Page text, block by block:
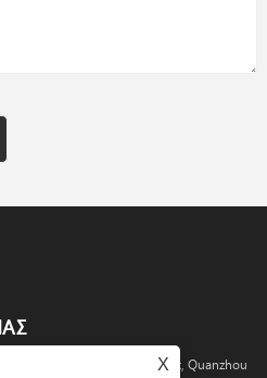
Industrial Zone, Fengze District, Quanzhou
X